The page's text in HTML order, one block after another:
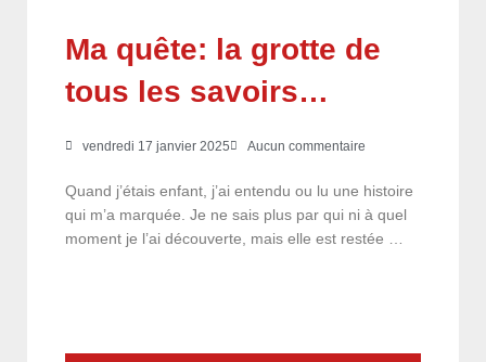
Ma quête: la grotte de
tous les savoirs…
vendredi 17 janvier 2025 Aucun commentaire
Quand j’étais enfant, j’ai entendu ou lu une histoire
qui m’a marquée. Je ne sais plus par qui ni à quel
moment je l’ai découverte, mais elle est restée …